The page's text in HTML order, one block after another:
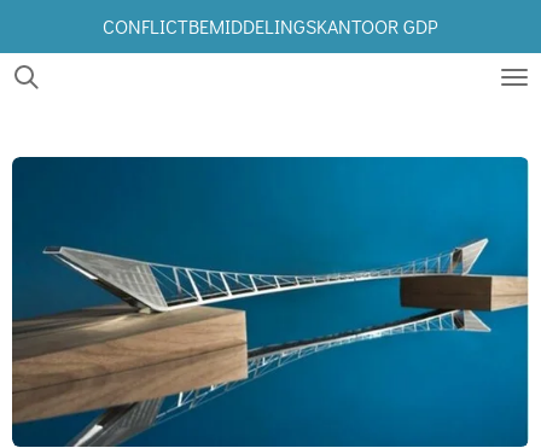
direct
naar
hoofdinhoud
CONFLICTBEMIDDELINGSKANTOOR GDP